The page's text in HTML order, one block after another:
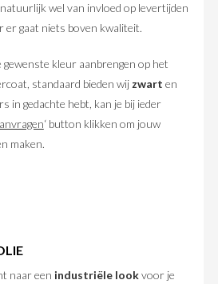
wel van invloed op levertijden
er gaat niets boven kwaliteit.
gewenste kleur aanbrengen op het
standaard bieden wijzwart en
in gedachte hebt, kan je bij ieder
‘ button klikken om jouw
maken.
naar een industriële lookvoor je